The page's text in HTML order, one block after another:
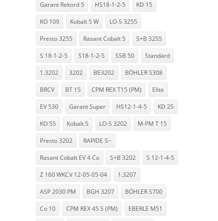
Garant Rekord 5 HS18-1-2-5 KD 15
KO 109 Kobalt 5 W LO-S 3255
Presto 3255 Rasant Cobalt 5 S+B 3255
S 18-1-2-5 S18-1-2-5 SSB 50 Standard
1.3202 3202 BE3202 BÖHLER S308
BRCV BT 15 CPM REX T15 (PM) Elite
EV 530 Garant Super HS12-1-4-5 KD 25
KO 55 Kobalt 5 LO-S 3202 M-PM T 15
Presto 3202 RAPIDE S~
Rasant Cobalt EV 4 Co S+B 3202 S 12-1-4-5
Z 160 WKCV 12-05-05-04 1.3207
ASP 2030 PM BGH 3207 BÖHLER S700
Co 10 CPM REX 45 S (PM) EBERLE M51